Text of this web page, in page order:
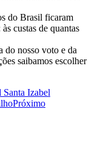
do Brasil ficaram
custas de quantas
do nosso voto e da
saibamos escolher
Izabel
Próximo